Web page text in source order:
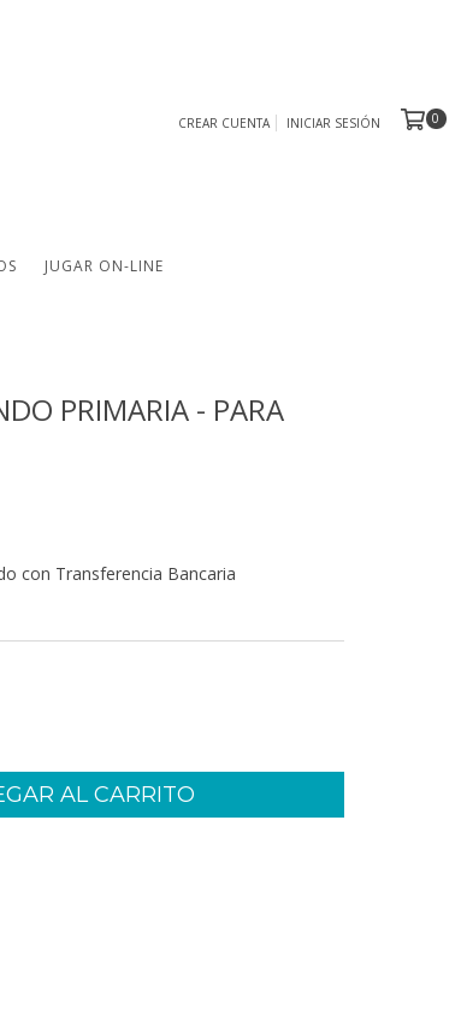
CREAR CUENTA INICIAR SESIÓN 0
JUGAR ON-LINE
PRIMARIA - PARA
con Transferencia Bancaria